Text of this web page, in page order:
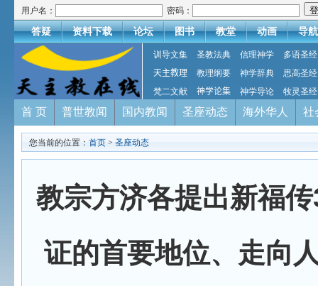
用户名： 密码：
答疑 资料下载 论坛 图书 教堂 动画 导航
训导文集 圣教法典 信理神学
多语圣经
天主教理
教理纲要 神学辞典
思高圣经
梵二文献
神学论集 神学导论 牧灵圣经
首 页 普世教闻 国内教闻 圣座动态 海外华人 社
您当前的位置： 首页 > 圣座动态
教宗方济各提出新福
证的首要地位、走向